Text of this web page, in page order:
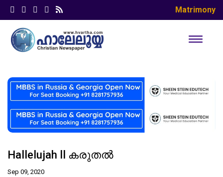
Matrimony
Hallelujah ll കരുതൽ
Sep 09, 2020